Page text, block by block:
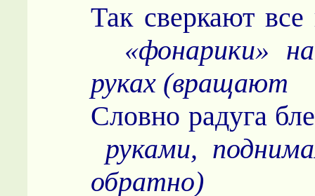
Так сверкают
«фонарики»
руках (вращают
Словно
руками,
обратно)